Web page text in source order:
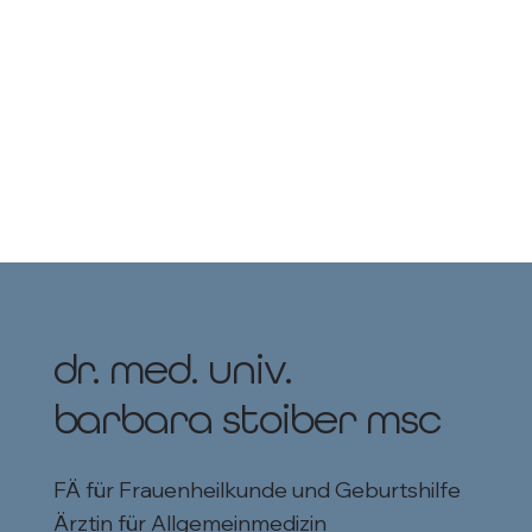
dr. med. univ.
barbara stoiber msc
FÄ für Frauenheilkunde und Geburtshilfe
Ärztin für Allgemeinmedizin